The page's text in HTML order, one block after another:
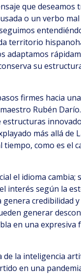
que
o un verbo
territorio
adaptamos
su
firmes hacia
Rubén
estructuras
más allá de
como es el
el idioma cambia;
interés según la
credibilidad
generar
en una
de la inteligencia
en una